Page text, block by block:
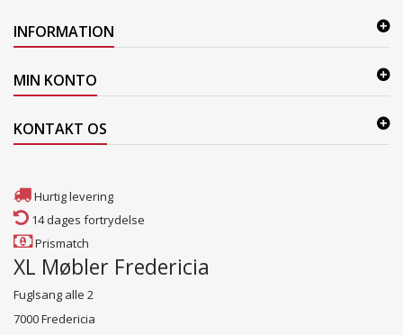
INFORMATION
MIN KONTO
KONTAKT OS
Hurtig levering
14 dages fortrydelse
Prismatch
XL Møbler Fredericia
Fuglsang alle 2
7000 Fredericia